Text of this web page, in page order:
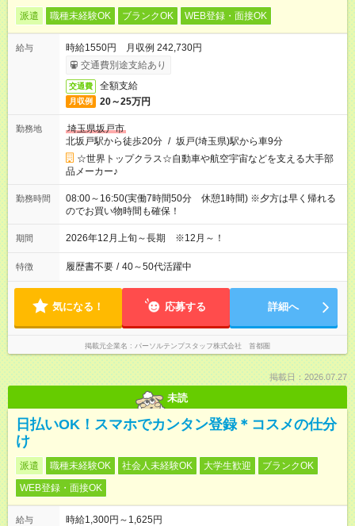
派遣 職種未経験OK ブランクOK WEB登録・面接OK
給与
時給1550円 月収例 242,730円
交通費別途支給あり
交通費 全額支給
月収例 20～25万円
勤務地
埼玉県坂戸市
北坂戸駅から徒歩20分 / 坂戸(埼玉県)駅から車9分
☆世界トップクラス☆自動車や航空宇宙などを支える大手部
品メーカー♪
勤務時間
08:00～16:50(実働7時間50分 休憩1時間) ※夕方は早く帰れる
のでお買い物時間も確保！
期間 2026年12月上旬～長期 ※12月～！
特徴 履歴書不要 / 40～50代活躍中
気になる！ 応募する 詳細へ
掲載元企業名 パーソルテンプスタッフ株式会社 首都圏
掲載日：2026.07.27
未読
日払いOK！スマホでカンタン登録＊コスメの仕分
け
派遣 職種未経験OK 社会人未経験OK 大学生歓迎
ブランクOK
WEB登録・面接OK
給与
時給1,300円～1,625円